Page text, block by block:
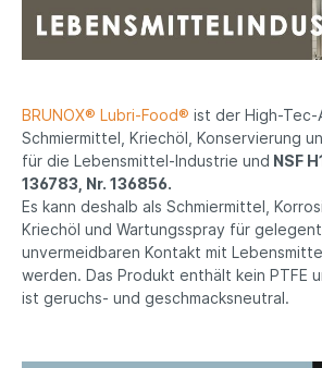
BRUNOX® Lubri-Food® ist der High-Tec-
Schmiermittel, Kriechöl, Konservierung
für die Lebensmittel-Industrie und NSF
136783, Nr. 136856.
Es kann deshalb als Schmiermittel,
Kriechöl und Wartungsspray für
unvermeidbaren Kontakt mit
werden. Das Produkt enthält kein PTFE
ist geruchs- und geschmacksneutral.